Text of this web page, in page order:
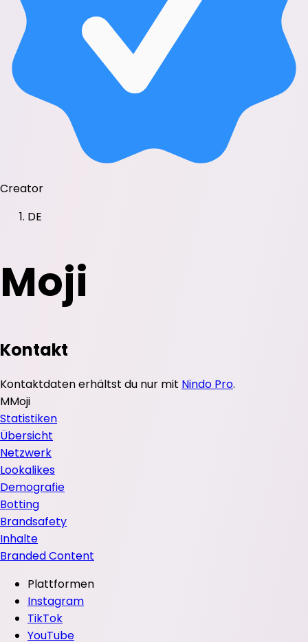
Creator
DE
Moji
Kontakt
Kontaktdaten erhältst du nur mit Nindo Pro.
MMoji
Statistiken
Übersicht
Netzwerk
Lookalikes
Demografie
Botting
Brandsafety
Inhalte
Branded Content
Plattformen
Instagram
TikTok
YouTube